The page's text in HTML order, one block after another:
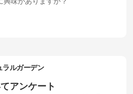
ラルガーデン
アンケート